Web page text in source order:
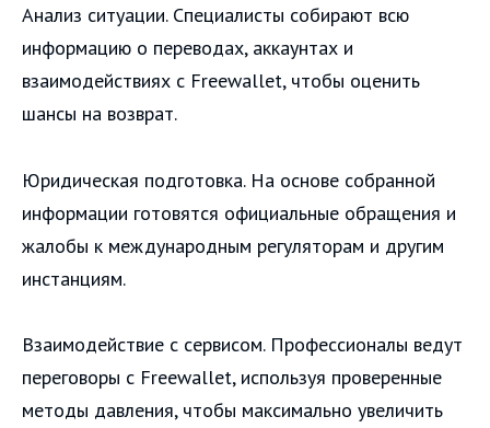
Анализ ситуации. Специалисты собирают всю
информацию о переводах, аккаунтах и
взаимодействиях с Freewallet, чтобы оценить
шансы на возврат.
Юридическая подготовка. На основе собранной
информации готовятся официальные обращения и
жалобы к международным регуляторам и другим
инстанциям.
Взаимодействие с сервисом. Профессионалы ведут
переговоры с Freewallet, используя проверенные
методы давления, чтобы максимально увеличить